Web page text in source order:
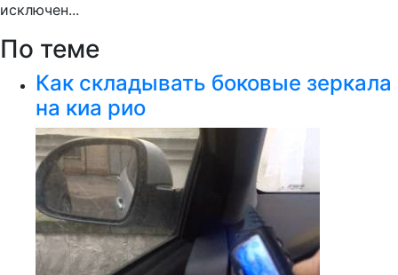
исключен...
По теме
Как складывать боковые зеркала
на киа рио